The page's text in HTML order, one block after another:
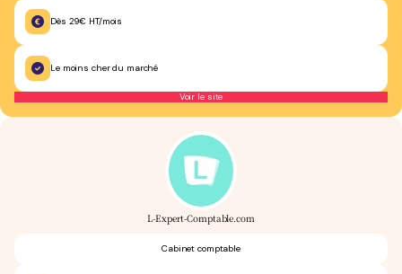
Dès 29€ HT/mois
Le moins cher du marché
Voir le site
L-Expert-Comptable.com
Cabinet comptable